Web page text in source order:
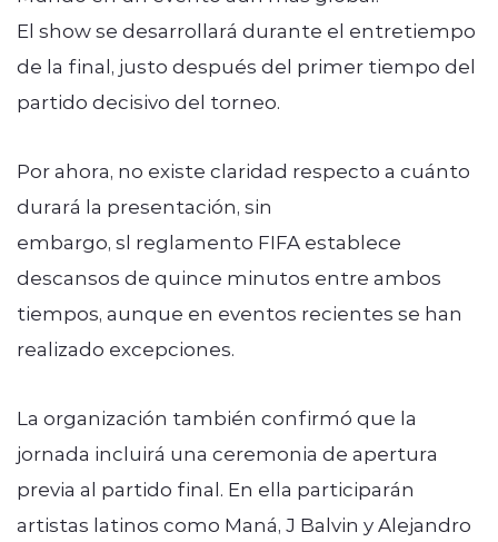
El show se desarrollará durante el entretiempo
de la final, justo después del primer tiempo del
partido decisivo del torneo.
Por ahora, no existe claridad respecto a cuánto
durará la presentación, sin
embargo, sl reglamento FIFA establece
descansos de quince minutos entre ambos
tiempos, aunque en eventos recientes se han
realizado excepciones.
La organización también confirmó que la
jornada incluirá una ceremonia de apertura
previa al partido final. En ella participarán
artistas latinos como Maná, J Balvin y Alejandro